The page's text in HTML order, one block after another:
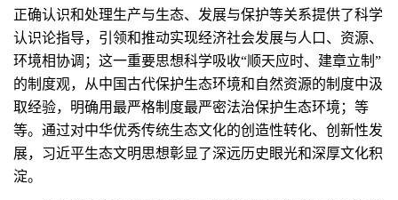
正确认识和处理生产与生态、发展与保护等关系提供了科学
认识论指导，引领和推动实现经济社会发展与人口、资源、
环境相协调；这一重要思想科学吸收“顺天应时、建章立制”
的制度观，从中国古代保护生态环境和自然资源的制度中汲
取经验，明确用最严格制度最严密法治保护生态环境；等
等。通过对中华优秀传统生态文化的创造性转化、创新性发
展，习近平生态文明思想彰显了深远历史眼光和深厚文化积
淀。